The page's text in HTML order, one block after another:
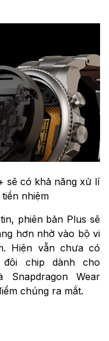
sẽ có khả năng xử lí
nhiệm
phiên bản Plus sẽ
hơn nhờ vào bộ vi
Hiện vẫn chưa có
chip dành cho
Snapdragon Wear
chúng ra mắt.